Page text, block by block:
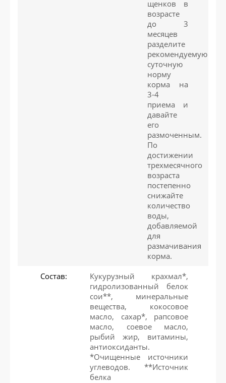
щенков в
возрасте
до 3
месяцев
разделите
рекомендуемую
суточную
норму
корма на
3-4
приема и
давайте
его
размоченным.
По
достижении
трехмесячного
возраста
постепенно
снижайте
количество
воды,
добавляемой
для
размачивания
корма.
Состав:
Кукурузный крахмал*,
гидролизованный белок
сои**, минеральные
вещества, кокосовое
масло, сахар*, рапсовое
масло, соевое масло,
рыбий жир, витамины,
антиоксиданты.
*Очищенные источники
углеводов. **Источник
белка